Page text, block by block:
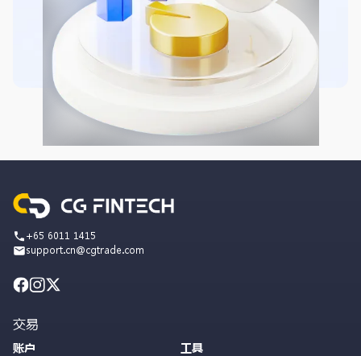
+65 6011 1415
support.cn@cgtrade.com
交易
账户
工具